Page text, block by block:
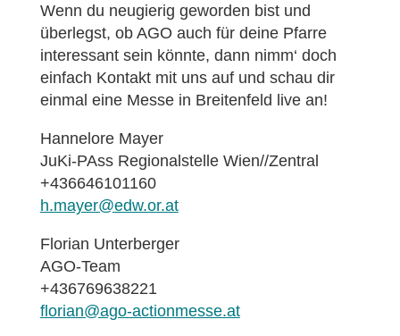
Wenn du neugierig geworden bist und
überlegst, ob AGO auch für deine Pfarre
interessant sein könnte, dann nimm‘ doch
einfach Kontakt mit uns auf und schau dir
einmal eine Messe in Breitenfeld live an!
Hannelore Mayer
JuKi-PAss Regionalstelle Wien//Zentral
+436646101160
h.mayer@edw.or.at
Florian Unterberger
AGO-Team
+436769638221
florian@ago-actionmesse.at